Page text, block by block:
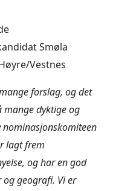
Smøla
Vestnes
forslag, og det
dyktige og
lagt frem
og har en god
geografi. Vi er